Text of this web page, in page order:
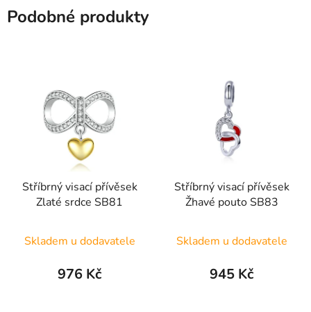
Podobné produkty
Stříbrný visací přívěsek
Zlaté srdce SB81
hodnocení
produktu
Skladem u dodavatele
976 Kč
Stříbrný visací přívěsek
Žhavé pouto SB83
hodnocení
produktu
Skladem u dodavatele
945 Kč